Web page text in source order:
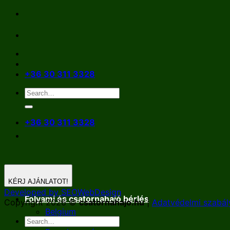
Skip
content
+36 30 311 3328
+36 30 311 3328
Folyami és csatornahajó bérlés
Belgium
Németország
KÉRJ AJÁNLATOT!
Developed by SEOWebDesign
Copyright 2026 ©csatornahajo.hu| Adatvédelmi